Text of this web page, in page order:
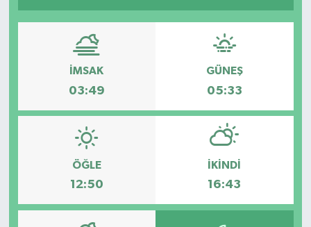
İMSAK
03:49
GÜNEŞ
05:33
ÖĞLE
12:50
İKINDI
16:43
Mecitözü
Ortaköy
Sungurlu